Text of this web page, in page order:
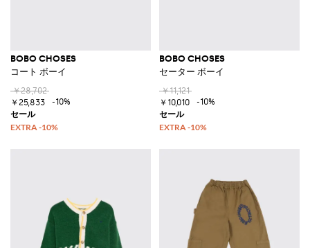
BOBO CHOSES
コート ボーイ
￥28,702
￥25,833
-10%
BOBO CHOSES
セーター ボーイ
￥11,121
￥10,010
-10%